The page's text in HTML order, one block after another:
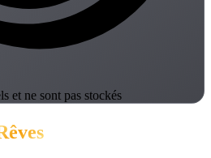
et ne sont pas stockés